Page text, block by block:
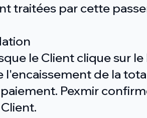
traitées par cette
le Client clique sur
l'encaissement de la
Pexmir